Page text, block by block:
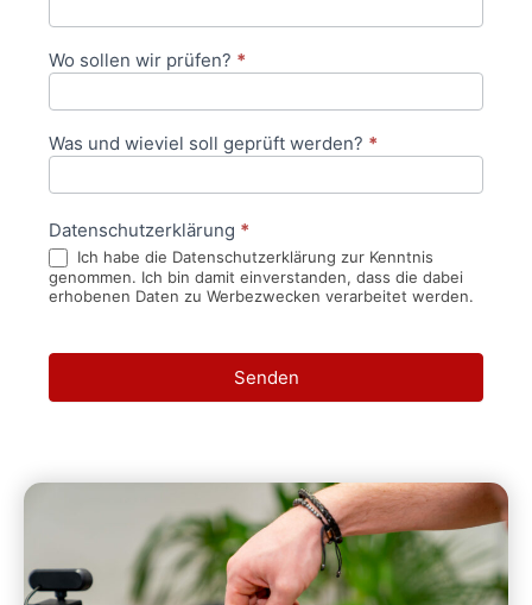
Wo sollen wir prüfen? *
Was und wieviel soll geprüft werden? *
Datenschutzerklärung *
Ich habe die Datenschutzerklärung zur Kenntnis
genommen. Ich bin damit einverstanden, dass die dabei
erhobenen Daten zu Werbezwecken verarbeitet werden.
Senden